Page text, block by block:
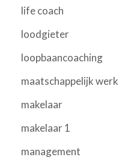
life coach
loodgieter
loopbaancoaching
maatschappelijk werk
makelaar
makelaar 1
management